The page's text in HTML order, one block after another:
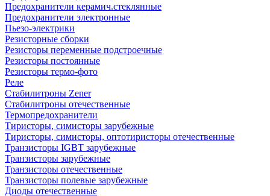
Предохранители керамич.стеклянные
Предохранители электронные
Пьезо-электрики
Резисторные сборки
Резисторы переменные подстроечные
Резисторы постоянные
Резисторы термо-фото
Реле
Стабилитроны Zener
Стабилитроны отечественные
Термопредохранители
Тиристоры, симисторы зарубежные
Тиристоры, симисторы, оптотиристоры отечественные
Транзисторы IGBT зарубежные
Транзисторы зарубежные
Транзисторы отечественные
Транзисторы полевые зарубежные
Диоды отечественные